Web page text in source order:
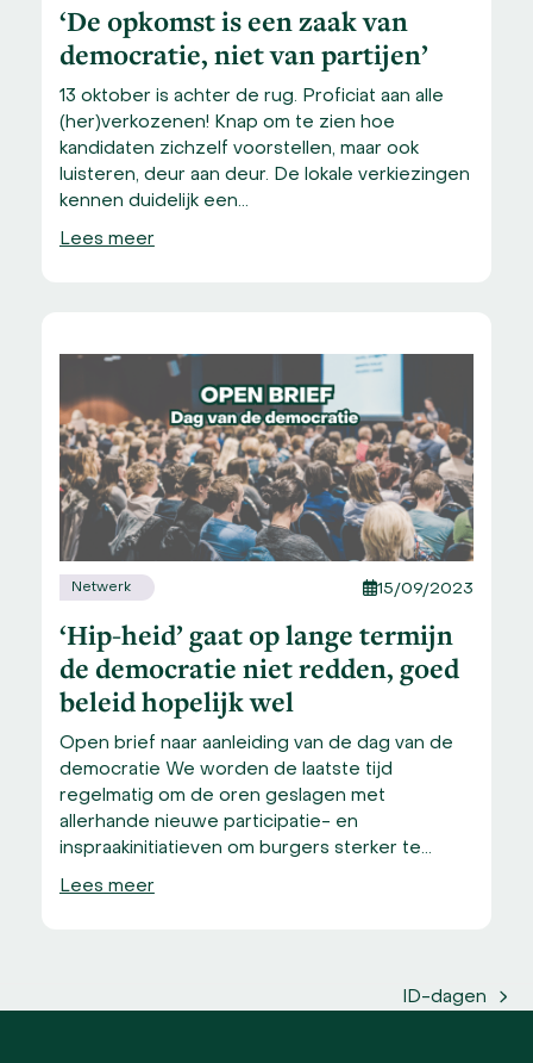
‘De opkomst is een zaak van
democratie, niet van partijen’
13 oktober is achter de rug. Proficiat aan alle
(her)verkozenen! Knap om te zien hoe
kandidaten zichzelf voorstellen, maar ook
luisteren, deur aan deur. De lokale verkiezingen
kennen duidelijk een…
Lees meer
Netwerk 15/09/2023
‘Hip-heid’ gaat op lange termijn
de democratie niet redden, goed
beleid hopelijk wel
Open brief naar aanleiding van de dag van de
democratie We worden de laatste tijd
regelmatig om de oren geslagen met
allerhande nieuwe participatie- en
inspraakinitiatieven om burgers sterker te…
Lees meer
next
ID-dagen